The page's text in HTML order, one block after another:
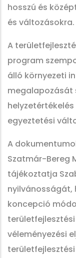
hosszú és
és változásokra.
A
program
álló környezeti
megalapozását
egyeztetési
A
Szatmár-Bereg
tájékoztatja
nyilvánosságát,
koncepció
véleményezési